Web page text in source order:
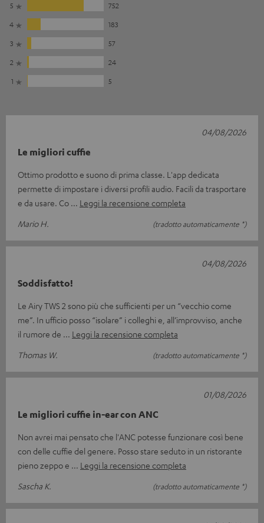
5
752
4
183
3
57
2
24
1
5
Le migliori cuffie
Ottimo prodotto e suono di prima classe. L'app dedicata
permette di impostare i diversi profili audio. Facili da trasportare
e da usare. Co
Leggi la recensione completa
Mario H.
(tradotto automaticamente *)
04/08/2026
Soddisfatto!
Le Airy TWS 2 sono più che sufficienti per un “vecchio come
me”. In ufficio posso “isolare” i colleghi e, all’improvviso, anche
il rumore de
Leggi la recensione completa
Thomas W.
(tradotto automaticamente *)
04/08/2026
Le migliori cuffie in-ear con ANC
Non avrei mai pensato che l'ANC potesse funzionare così bene
con delle cuffie del genere. Posso stare seduto in un ristorante
pieno zeppo e
Leggi la recensione completa
Sascha K.
(tradotto automaticamente *)
01/08/2026